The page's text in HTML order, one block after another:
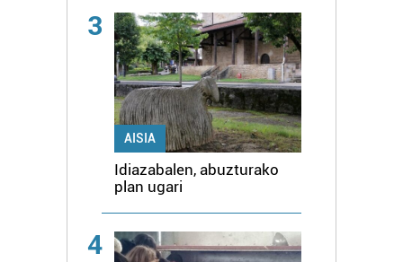
3
AISIA
Idiazabalen, abuzturako
plan ugari
4